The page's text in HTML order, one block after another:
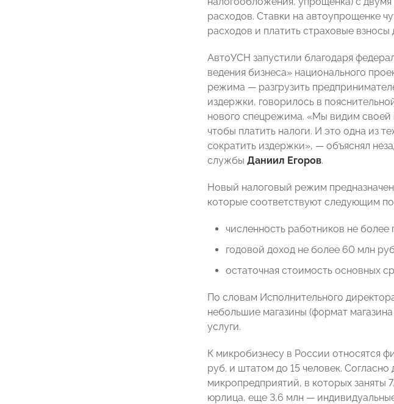
расходов. Ставки на автоупрощенке
расходов и платить страховые
АвтоУСН запустили благодаря
ведения бизнеса» национального
режима — разгрузить
издержки, говорилось в
нового спецрежима. «Мы видим своей
чтобы платить налоги. И это одна из
сократить издержки», — объяснял
службы Даниил Егоров.
Новый налоговый режим
которые соответствуют следующим
численность работников не более
годовой доход не более 60 млн
остаточная стоимость основных
По словам Исполнительного
небольшие магазины (формат
услуги.
К микробизнесу в России относятся
руб. и штатом до 15 человек.
микропредприятий, в которых заняты
юрлица, еще 3,6 млн —